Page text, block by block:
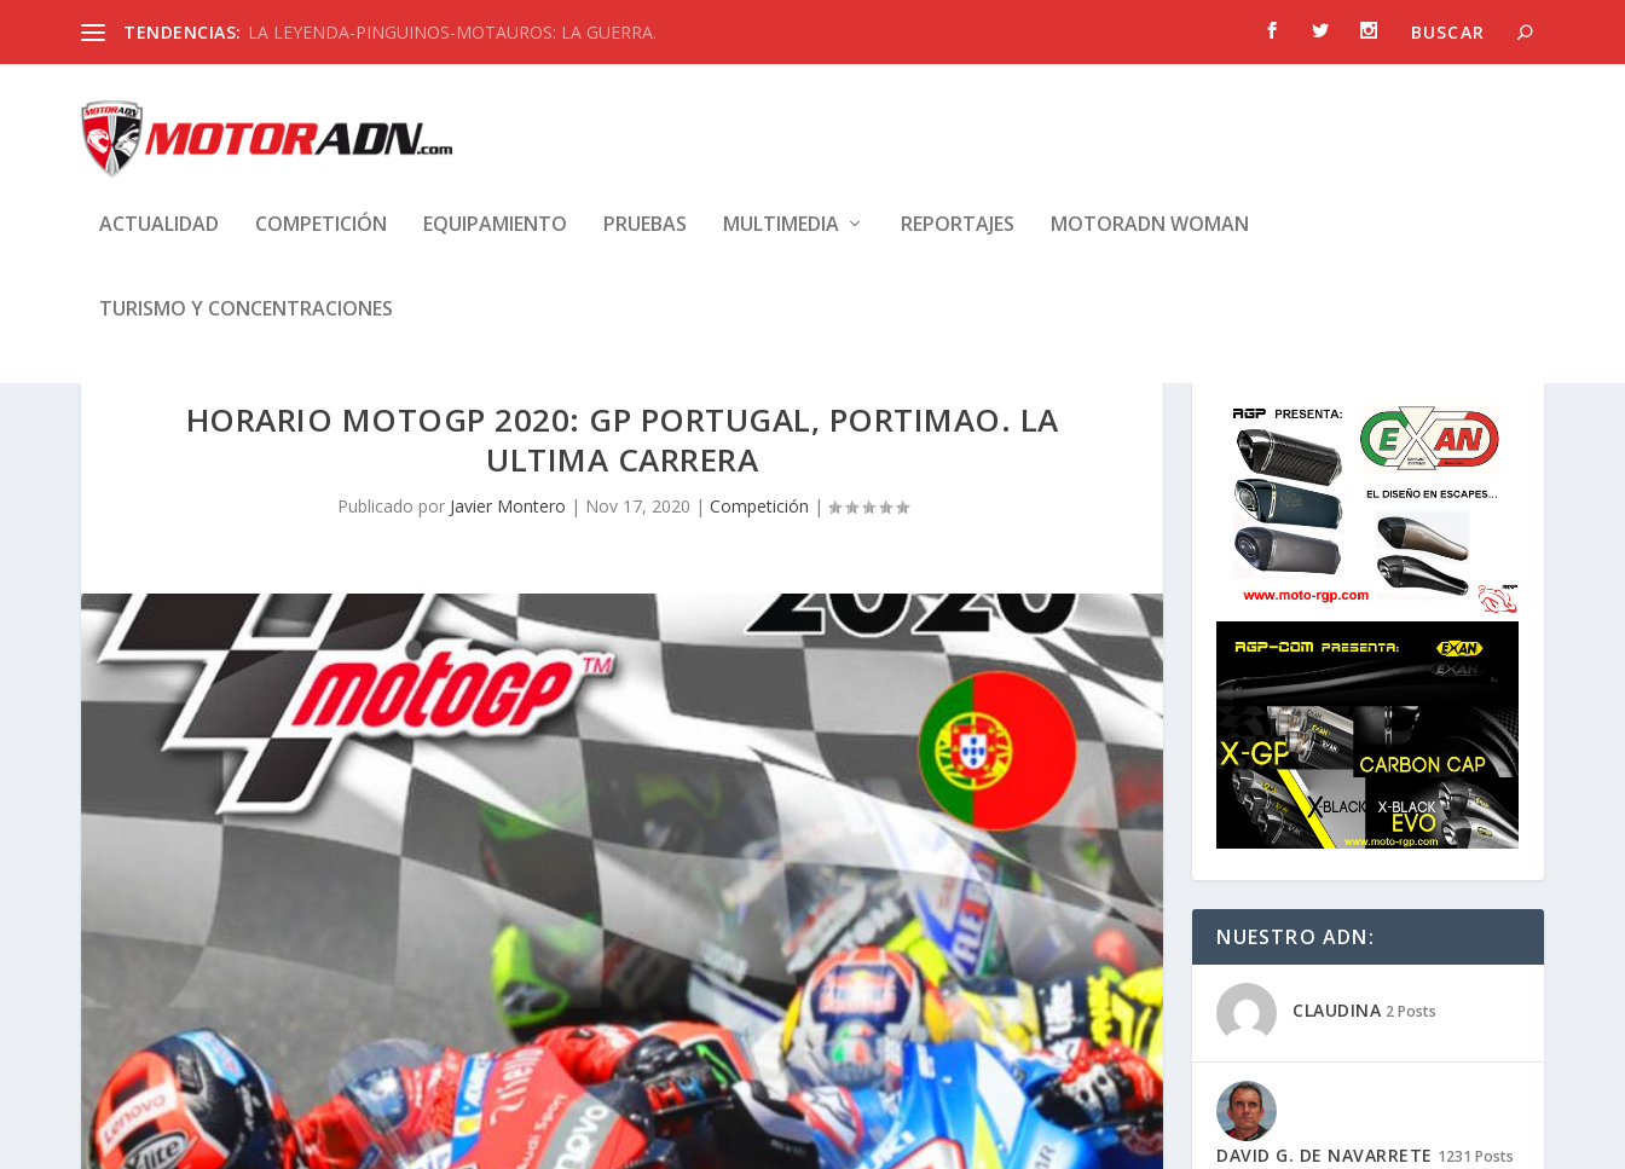
TENDENCIAS: LA LEYENDA-PINGUINOS-MOTAUROS: LA GUERRA.
ACTUALIDAD COMPETICIÓN EQUIPAMIENTO PRUEBAS MULTIMEDIA REPORTAJES MOTORADN WOMAN
TURISMO Y CONCENTRACIONES
HORARIO MOTOGP 2020: GP PORTUGAL, PORTIMAO. LA
ULTIMA CARRERA
Publicado por Javier Montero | Nov 17, 2020 | Competición |
NUESTRO ADN:
CLAUDINA 2 Posts
DAVID G. DE NAVARRETE 1231 Posts